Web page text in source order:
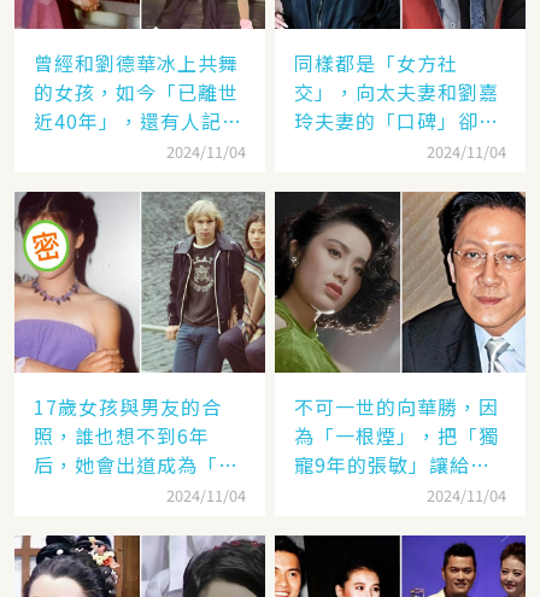
曾經和劉德華冰上共舞
的女孩，如今「已離世
近40年」，還有人記得
2024/11/04
同樣都是「女方社
交」，向太夫妻和劉嘉
玲夫妻的「口碑」卻差
太遠：聽她們對「另一
2024/11/04
17歲女孩與男友的合
照，誰也想不到6年
后，她會出道成為「香
港當紅女星」，至今都
2024/11/04
不可一世的向華勝，因
為「一根煙」，把「獨
寵9年的張敏」讓給了
2024/11/04